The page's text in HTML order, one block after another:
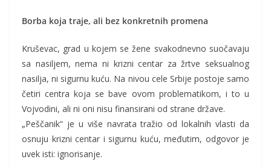
Borba koja traje, ali bez konkretnih promena
Kruševac, grad u kojem se žene svakodnevno suočavaju
sa nasiljem, nema ni krizni centar za žrtve seksualnog
nasilja, ni sigurnu kuću. Na nivou cele Srbije postoje samo
četiri centra koja se bave ovom problematikom, i to u
Vojvodini, ali ni oni nisu finansirani od strane države.
„Peščanik“ je u više navrata tražio od lokalnih vlasti da
osnuju krizni centar i sigurnu kuću, međutim, odgovor je
uvek isti: ignorisanje.